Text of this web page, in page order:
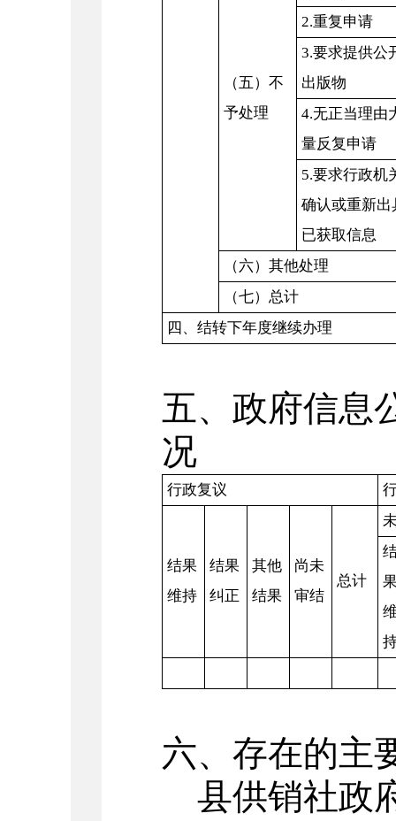
（五）不
予处理
2.重复申请
3.要求提供公
出版物
4.无正当理由
量反复申请
5.要求行政机
确认或重新出
已获取信息
（六）其他处理
（七）总计
四、结转下年度继续办理
五、政府信息
况
行政复议
结果
维持
结果
纠正
其他
结果
尚未
审结
总计
六、存在的主
县供销社政